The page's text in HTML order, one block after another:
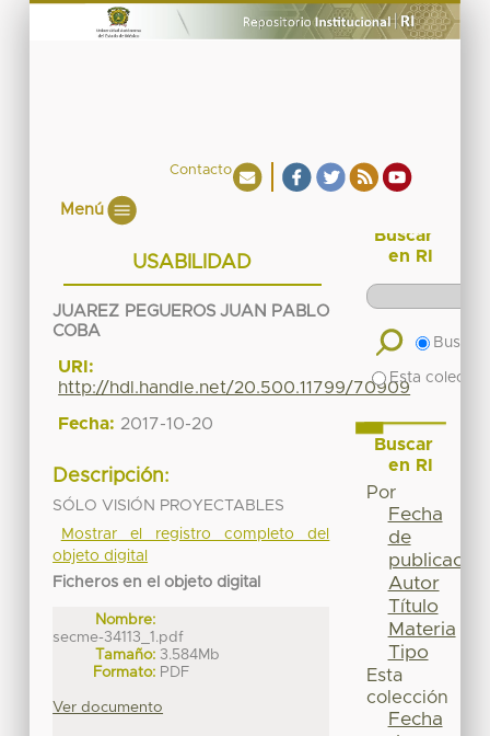
Contacto
Menú
USABILIDAD
JUAREZ PEGUEROS JUAN PABLO
COBA
URI:
http://hdl.handle.net/20.500.11799/70909
Fecha: 2017-10-20
Descripción:
SÓLO VISIÓN PROYECTABLES
Mostrar el registro completo del
objeto digital
Ficheros en el objeto digital
Nombre:
secme-34113_1.pdf
Tamaño: 3.584Mb
Formato: PDF
Ver documento
Buscar
en RI
Buscar
Esta
Buscar
en RI
Por
Fecha
de
publicación
Autor
Título
Materia
Tipo
Esta
colección
Fecha